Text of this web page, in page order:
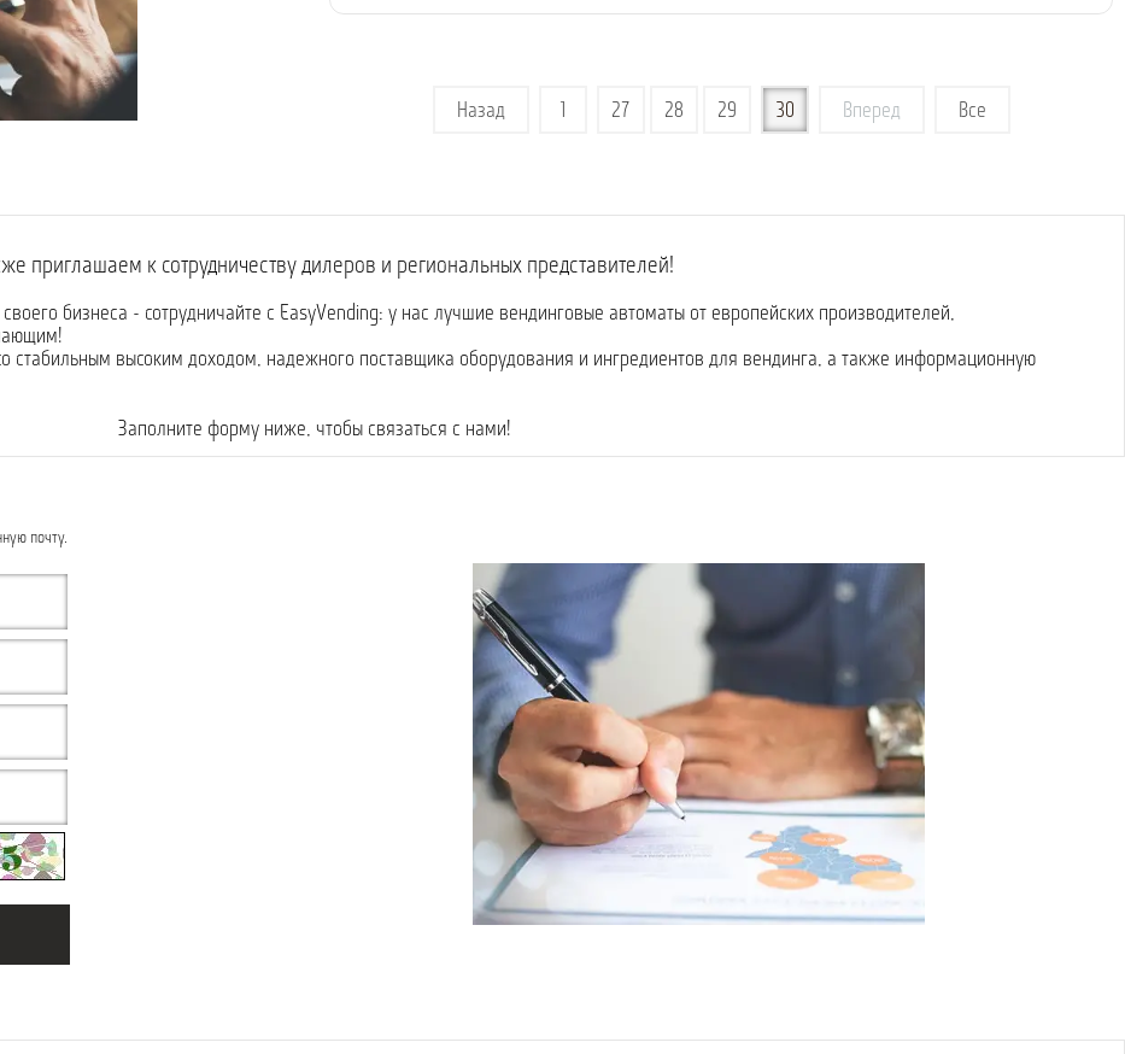
Назад 1 27 28 29 30 Вперед Все
приглашаем к сотрудничеству дилеров и региональных представителей!
бизнеса - сотрудничайте с EasyVending: у нас лучшие вендинговые автоматы от европейских производителей,
стабильным высоким доходом, надежного поставщика оборудования и ингредиентов для вендинга, а также информационную
Заполните форму ниже, чтобы связаться с нами!
почту.